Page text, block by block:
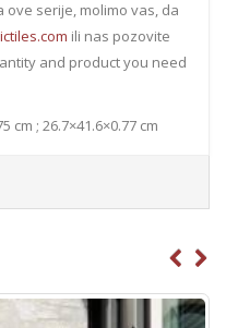
ove serije, molimo vas, da
ili nas pozovite
and product you need
cm ; 26.7×41.6×0.77 cm